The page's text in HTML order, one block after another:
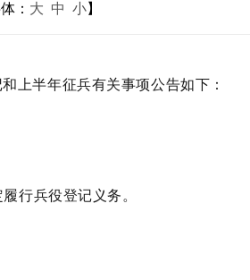
： 大 中 小】
上半年征兵有关事项公告如下：
行兵役登记义务。